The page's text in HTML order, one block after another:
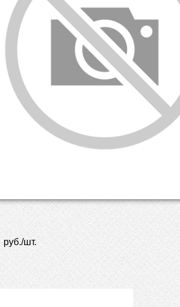
руб./шт.